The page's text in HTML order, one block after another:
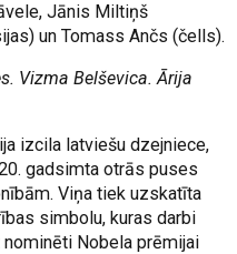
Jānis Miltiņš
un Tomass Ančs (čells).
Vizma Belševica. Ārija
izcila latviešu dzejniece,
gadsimta otrās puses
Viņa tiek uzskatīta
simbolu, kuras darbi
Nobela prēmijai